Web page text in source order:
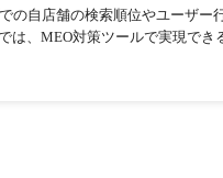
の自店舗の検索順位やユーザー
は、MEO対策ツールで実現で